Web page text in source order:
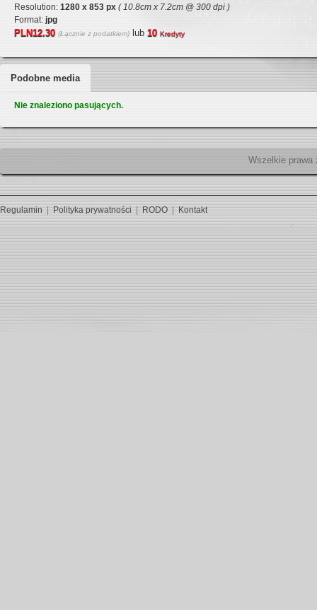
Resolution: 1280 x 853 px ( 10.8cm x 7.2cm @ 300 dpi )
Format: jpg
PLN12.30 (Łącznie z podatkiem) lub 10 Kredyty
Podobne media
Nie znaleziono pasujących.
Regulamin Polityka prywatności RODO Kontakt